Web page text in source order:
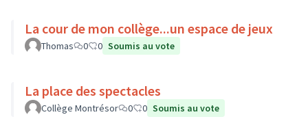
La cour de mon collège...un espace de jeux
Thomas 0 0 Soumis au vote
La place des spectacles
Collège Montrésor 0 0 Soumis au vote